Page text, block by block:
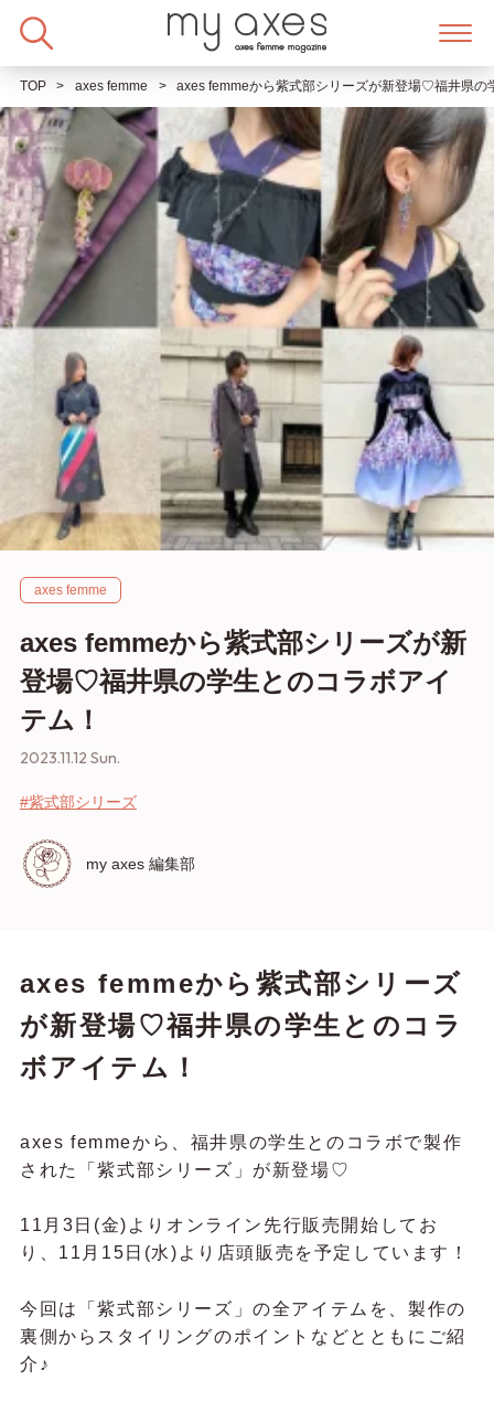
TOP axes femme axes femmeから紫式部シリーズが新登場♡福井県の
axes femme
axes femmeから紫式部シリーズが新
登場♡福井県の学生とのコラボアイ
テム！
2023.11.12 Sun.
#紫式部シリーズ
my axes 編集部
axes femmeから紫式部シリーズ
が新登場♡福井県の学生とのコラ
ボアイテム！
axes femmeから、福井県の学生とのコラボで製作
された「紫式部シリーズ」が新登場♡
11月3日(金)よりオンライン先行販売開始してお
り、11月15日(水)より店頭販売を予定しています！
今回は「紫式部シリーズ」の全アイテムを、製作の
裏側からスタイリングのポイントなどとともにご紹
介♪